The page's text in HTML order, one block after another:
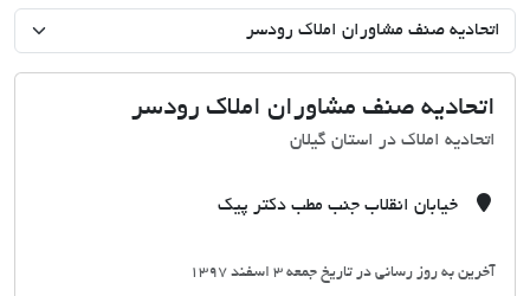
اتحادیه صنف مشاوران املاک رودسر
اتحادیه املاک در استان گیلان
خیابان انقلاب جنب مطب دکتر پیک
آخرین به روز رسانی در تاریخ جمعه 3 اسفند 1397